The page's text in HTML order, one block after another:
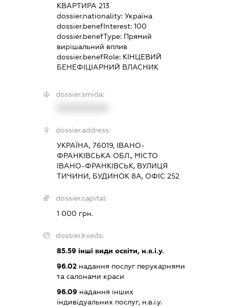
КВАРТИРА 213
dossier.nationality:Україна
dossier.benefInterest:100
dossier.benefType: Прямий
вирішальний вплив
dossier.benefRole: КІНЦЕВИЙ
БЕНЕФІЦІАРНИЙ ВЛАСНИК
dossier.smida:
dossier.address:
УКРАЇНА, 76019, ІВАНО-
ФРАНКІВСЬКА ОБЛ., МІСТО
ІВАНО-ФРАНКІВСЬК, ВУЛИЦЯ
ТИЧИНИ, БУДИНОК 8А, ОФІС 252
dossier.capital:
1 000 грн.
dossier.kveds:
85.59 інші види освіти, н.в.і.у.
96.02 надання послуг перукарнями
та салонами краси
96.09 надання інших
індивідуальних послуг, н.в.і.у.